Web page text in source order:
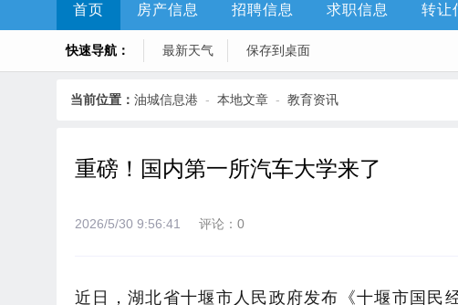
首页 房产信息 招聘信息 求职信息 转让
快速导航： 最新天气 保存到桌面
当前位置： 油城信息港 - 本地文章 - 教育资讯
重磅！国内第一所汽车大学来了
2026/5/30 9:56:41 评论：0
近日，湖北省十堰市人民政府发布《十堰市国民